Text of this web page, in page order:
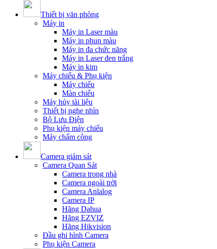
Thiết bị văn phòng
Máy in
Máy in Laser màu
Máy in phun màu
Máy in đa chức năng
Máy in Laser đen trắng
Máy in kim
Máy chiếu & Phụ kiện
Máy chiếu
Màn chiếu
Máy hủy tài liệu
Thiết bị nghe nhìn
Bộ Lưu Điện
Phụ kiện máy chiếu
Máy chấm công
Camera giám sát
Camera Quan Sát
Camera trong nhà
Camera ngoài trời
Camera Anlalog
Camera IP
Hãng Dahua
Hãng EZVIZ
Hãng Hikvision
Đầu ghi hình Camera
Phụ kiện Camera